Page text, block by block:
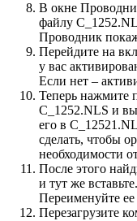
В окне
файлу
Проводник
Перейдите на
у вас
Если нет –
Теперь нажмите
C_1252.NLS и
его в
сделать, чтобы
необходимости
После этого
и тут же
Переименуйте
Перезагрузите